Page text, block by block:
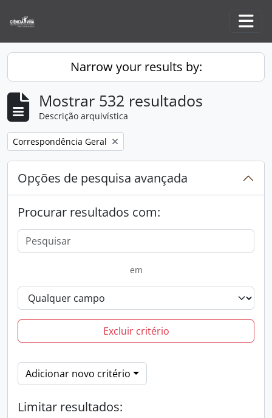
Narrow your results by:
Mostrar 532 resultados
Descrição arquivística
Remove filter:
Correspondência Geral
Opções de pesquisa avançada
Procurar resultados com:
em
Excluir critério
Adicionar novo critério
Limitar resultados: